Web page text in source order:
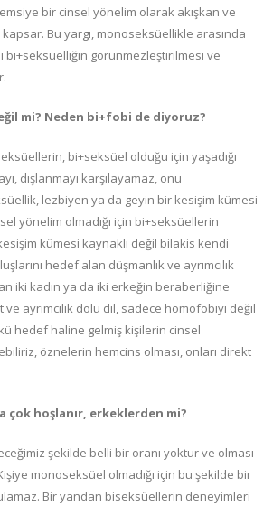
bir cinsel yönelim olarak akışkan ve
Bu yargı, monoseksüellikle arasında
bi+seksüelliğin görünmezleştirilmesi ve
mi? Neden bi+fobi de diyoruz?
bi+seksüel olduğu için yaşadığı
dışlanmayı karşılayamaz, onu
lezbiyen ya da geyin bir kesişim kümesi
yönelim olmadığı için bi+seksüellerin
kümesi kaynaklı değil bilakis kendi
hedef alan düşmanlık ve ayrımcılık
iki kadın ya da iki erkeğin beraberliğine
ayrımcılık dolu dil, sadece homofobiyi değil
hedef haline gelmiş kişilerin cinsel
öznelerin hemcins olması, onları direkt
çok hoşlanır, erkeklerden mi?
şekilde belli bir oranı yoktur ve olması
monoseksüel olmadığı için bu şekilde bir
Bir yandan biseksüellerin deneyimleri